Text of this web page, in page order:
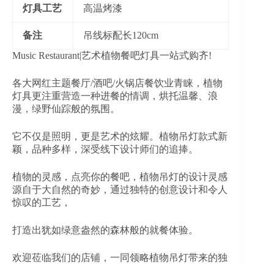
​灯具工艺​ 高温烤漆
​备注​
吊线标配长120cm
Music Restaurant|艺术植物餐吧灯具一站式购齐!
各大网红主题餐厅/酒吧/火锅店餐饮业青睐，植物
灯具更注重营造一种进餐的情调，烘托温馨、浪
漫，绿野仙踪般的氛围。
它不仅是照明，更是艺术的炫耀。植物吊灯款式新
颖，品种多样，深受线下设计师们的追捧。
植物的灵感，点亮你的餐吧，植物吊灯的设计灵感
源自于大自然的奇妙，通过独特的创意设计和令人
惊叹的工艺，
打造出犹如绿意盎然的森林般的就餐体验。
欢迎莅临我们的店铺，一同领略植物吊灯带来的独